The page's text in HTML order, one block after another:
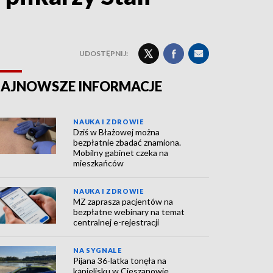
UDOSTĘPNIJ:
INFORMACJE
NAUKA I ZDROWIE
Dziś w Błażowej można
bezpłatnie zbadać znamiona.
Mobilny gabinet czeka na
mieszkańców
NAUKA I ZDROWIE
MZ zaprasza pacjentów na
bezpłatne webinary na temat
centralnej e-rejestracji
NA SYGNALE
Pijana 36-latka tonęła na
kąpielisku w Cieszanowie.